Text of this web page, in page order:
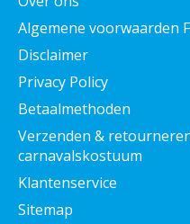
Algemene voorwaarden
Disclaimer
Privacy Policy
Betaalmethoden
Verzenden &
carnavalskostuum
Klantenservice
Sitemap